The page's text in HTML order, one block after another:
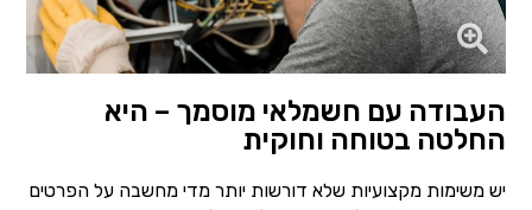
העבודה עם חשמלאי מוסמך – היא
החלטה בטוחה וחוקית
יש משימות מקצועיות שלא דורשות יותר מדי מחשבה על הפרטים